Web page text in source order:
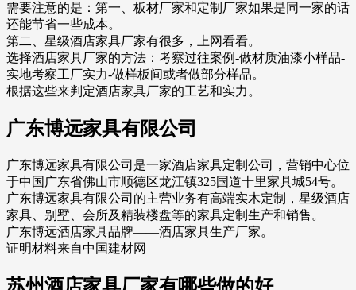
需要注意的是：第一、板材厂家和定制厂家如果是同一家的话
还能节省一些成本。
第二、星级酒店家具厂家有很多，上网看看。
选择酒店家具厂家的方法：考察过往案例-做材质油漆小样品-
实地考察工厂实力-做样板间或者做部分样品。
根据这些来判定酒店家具厂家的工艺和实力。
广东博远家具有限公司
广东博远家具有限公司是一家酒店家具定制公司，营销中心位
于中国广东省佛山市顺德区龙江镇325国道十里家具城54号。
广东博远家具有限公司的主营业务有高端实木定制，星级酒店
家具、别墅、会所及精装楼盘等的家具定制生产和销售。
广东博远酒店家具品牌——酒店家具生产厂家。
证明材料来自中国建材网
苏州酒店家具厂家有哪些做的好